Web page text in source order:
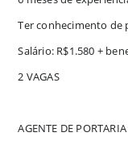
Ter conhecimento de
Salário: R$1.580 +
2 VAGAS
AGENTE DE